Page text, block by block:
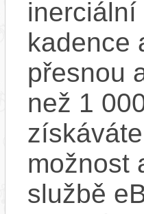
kadence
přesnou
než 1
možnost
službě